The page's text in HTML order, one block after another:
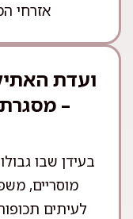
אזרחי
ועדת
–
בעידן שבו
מוסריים,
לעיתים